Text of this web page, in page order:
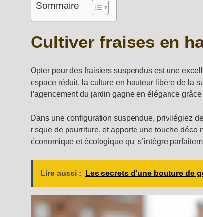
Sommaire
Cultiver fraises en
Opter pour des fraisiers suspendus est une
espace réduit, la culture en hauteur libère de la
l’agencement du jardin gagne en élégance
Dans une configuration suspendue, privilégiez
risque de pourriture, et apporte une touche
économique et écologique qui s’intègre
Lire aussi : Les secrets d'une bouture de